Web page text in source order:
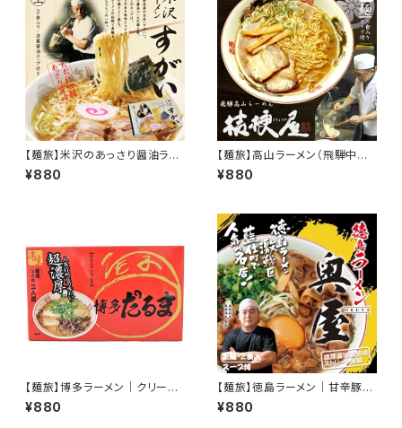
【麺旅】米沢のあっさり醤油ラー
メン｜毎日食べても飽きない澄
んだスープ｜細ちぢれ麺・2食入
¥880
【麺旅】高山ラーメン（飛騨中華）
｜あっさり醤油 × 細ちぢれ麺｜
素朴でやさしい味わい｜2食入り
¥880
【麺旅】博多ラーメン｜クリーミ
ー豚骨 × 極細ストレート麺｜替
玉文化の本場の味｜2食入り
¥880
【麺旅】徳島ラーメン｜甘辛豚骨
醤油 × 旨味濃厚スープ｜生卵
と相性抜群｜中太麺・2食入り
¥880